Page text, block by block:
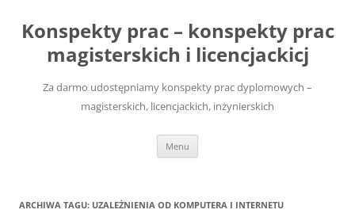
treści
Konspekty prac – konspekty prac
magisterskich i licencjackicj
Za darmo udostępniamy konspekty prac dyplomowych –
magisterskich, licencjackich, inżynierskich
Menu
ARCHIWA TAGU: UZALEŻNIENIA OD KOMPUTERA I INTERNETU